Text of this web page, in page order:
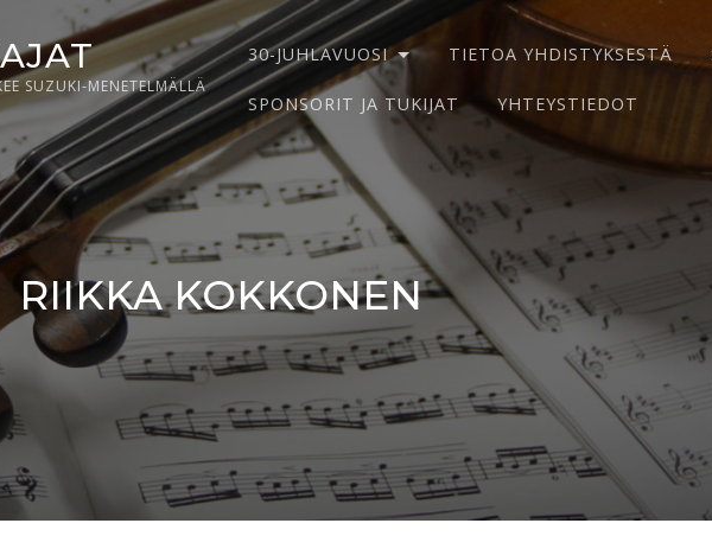
SUZUKI-MENETELMÄLLÄ
30-JUHLAVUOSI TIETOA YHDISTYKSESTÄ
SPONSORIT JA TUKIJAT YHTEYSTIEDOT
RIIKKA KOKKONEN